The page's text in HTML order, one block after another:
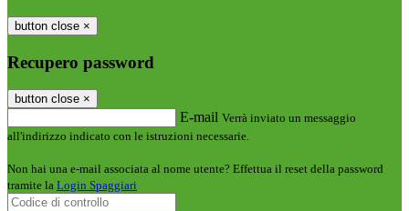
button close ×
Recupero password
button close ×
E-mail Verrà inviato un messaggio
all'indirizzo indicato con le istruzioni necessarie.
Non hai una e-mail associata al nome utente? Effettua il reset della password
tramite la Login Spaggiari